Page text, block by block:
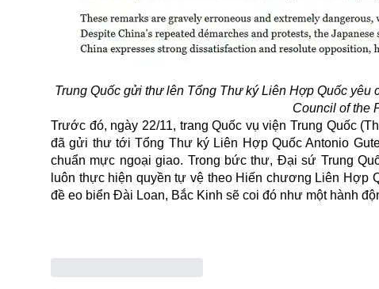
Trung Quốc gửi thư lên Tổng Thư ký Liên Hợp Quốc
Council of the
Trước đó, ngày 22/11, trang Quốc vụ viện Trung Quốc
đã gửi thư tới Tổng Thư ký Liên Hợp Quốc Antonio
chuẩn mực ngoại giao. Trong bức thư, Đại sứ Trung
luôn thực hiện quyền tự vệ theo Hiến chương Liên Hợp
đề eo biển Đài Loan, Bắc Kinh sẽ coi đó như một hành